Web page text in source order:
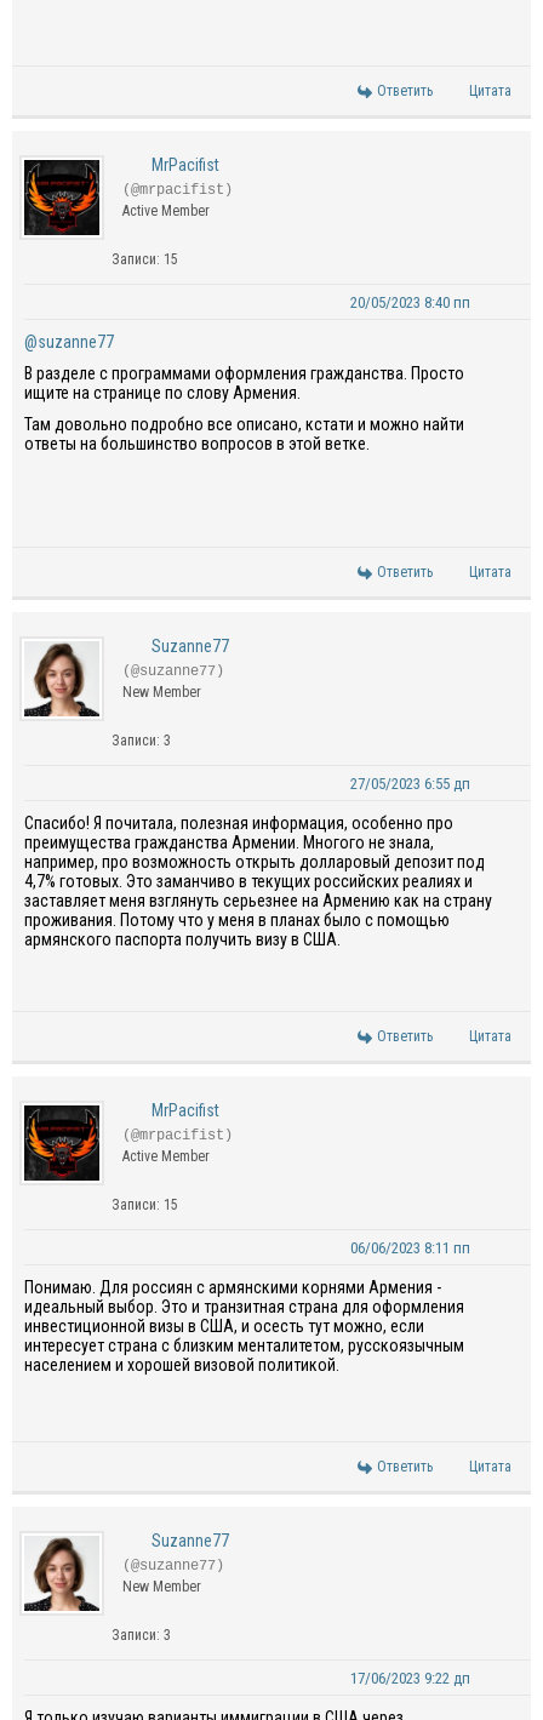
Ответить Цитата
MrPacifist
(@mrpacifist)
Active Member
Записи: 15
20/05/2023 8:40 пп
@suzanne77
В разделе с программами оформления гражданства. Просто
ищите на странице по слову Армения.
Там довольно подробно все описано, кстати и можно найти
ответы на большинство вопросов в этой ветке.
Ответить Цитата
Suzanne77
(@suzanne77)
New Member
Записи: 3
27/05/2023 6:55 дп
Спасибо! Я почитала, полезная информация, особенно про
преимущества гражданства Армении. Многого не знала,
например, про возможность открыть долларовый депозит под
4,7% готовых. Это заманчиво в текущих российских реалиях и
заставляет меня взглянуть серьезнее на Армению как на страну
проживания. Потому что у меня в планах было с помощью
армянского паспорта получить визу в США.
Ответить Цитата
MrPacifist
(@mrpacifist)
Active Member
Записи: 15
06/06/2023 8:11 пп
Понимаю. Для россиян с армянскими корнями Армения -
идеальный выбор. Это и транзитная страна для оформления
инвестиционной визы в США, и осесть тут можно, если
интересует страна с близким менталитетом, русскоязычным
населением и хорошей визовой политикой.
Ответить Цитата
Suzanne77
(@suzanne77)
New Member
Записи: 3
17/06/2023 9:22 дп